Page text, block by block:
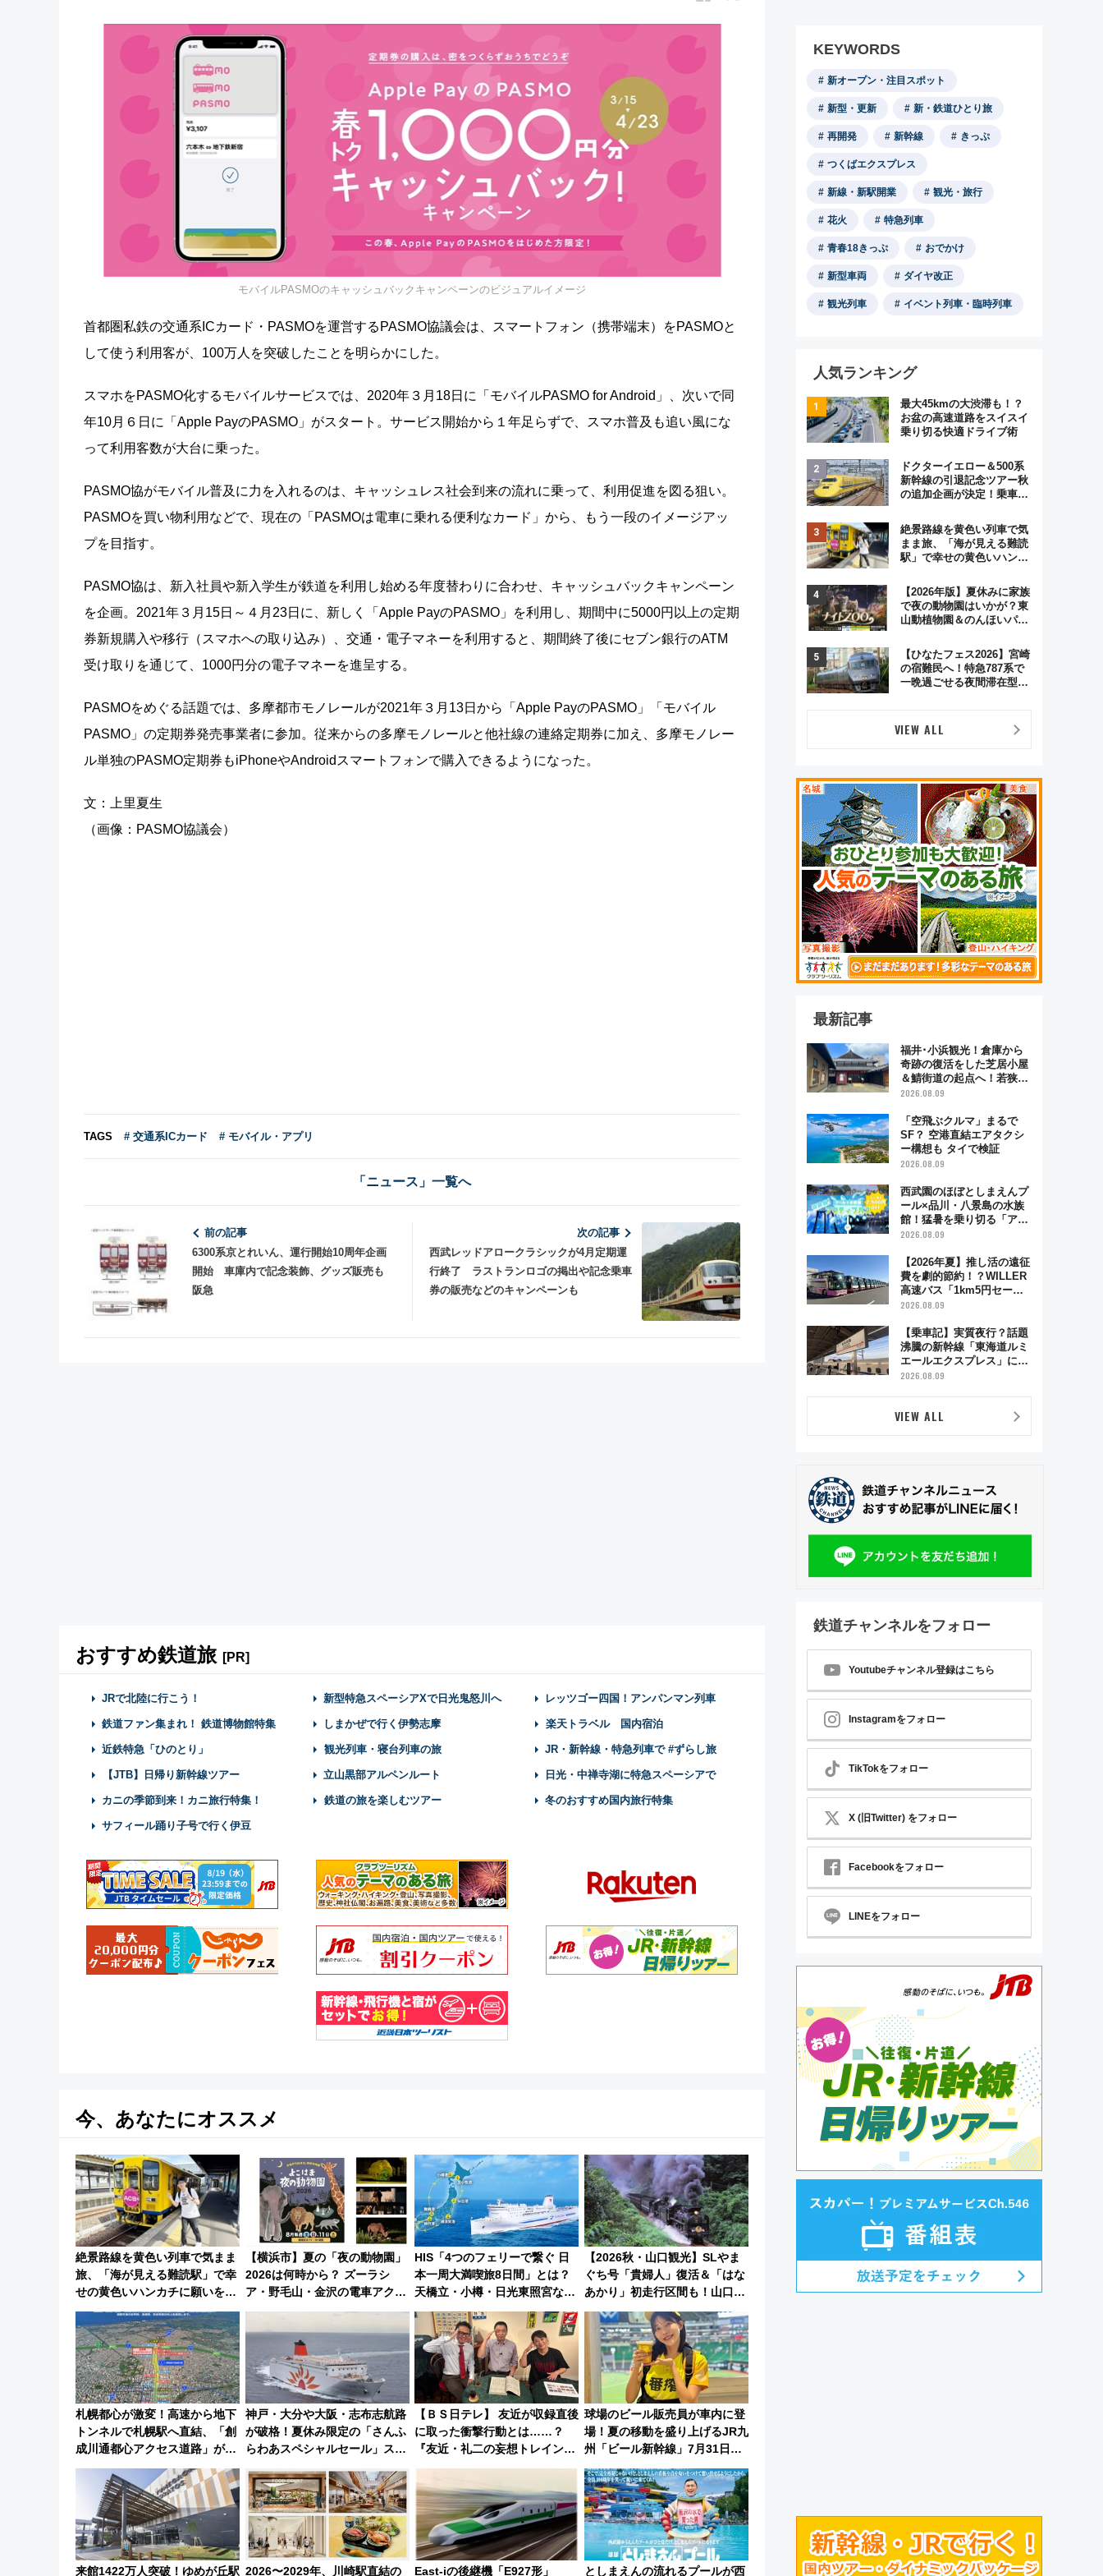
モバイルPASMOのキャッシュバックキャンペーンのビジュアルイメージ
首都圏私鉄の交通系ICカード・PASMOを運営するPASMO協議会は、スマートフォン（携帯端末）をPASMOと
して使う利用客が、100万人を突破したことを明らかにした。
スマホをPASMO化するモバイルサービスでは、2020年３月18日に「モバイルPASMO for Android」、次いで同
年10月６日に「Apple PayのPASMO」がスタート。サービス開始から１年足らずで、スマホ普及も追い風にな
って利用客数が大台に乗った。
PASMO協がモバイル普及に力を入れるのは、キャッシュレス社会到来の流れに乗って、利用促進を図る狙い。
PASMOを買い物利用などで、現在の「PASMOは電車に乗れる便利なカード」から、もう一段のイメージアッ
プを目指す。
PASMO協は、新入社員や新入学生が鉄道を利用し始める年度替わりに合わせ、キャッシュバックキャンペーン
を企画。2021年３月15日～４月23日に、新しく「Apple PayのPASMO」を利用し、期間中に5000円以上の定期
券新規購入や移行（スマホへの取り込み）、交通・電子マネーを利用すると、期間終了後にセブン銀行のATM
受け取りを通じて、1000円分の電子マネーを進呈する。
PASMOをめぐる話題では、多摩都市モノレールが2021年３月13日から「Apple PayのPASMO」「モバイル
PASMO」の定期券発売事業者に参加。従来からの多摩モノレールと他社線の連絡定期券に加え、多摩モノレー
ル単独のPASMO定期券もiPhoneやAndroidスマートフォンで購入できるようになった。
文：上里夏生
（画像：PASMO協議会）
TAGS # 交通系ICカード # モバイル・アプリ
「ニュース」一覧へ
前の記事
6300系京とれいん、運行開始10周年企画
開始 車庫内で記念装飾、グッズ販売も
阪急
次の記事
西武レッドアロークラシックが4月定期運
行終了 ラストランロゴの掲出や記念乗車
券の販売などのキャンペーンも
おすすめ鉄道旅 [PR]
JRで北陸に行こう！ 新型特急スペーシアXで日光鬼怒川へ レッツゴー四国！アンパンマン列車
鉄道ファン集まれ！ 鉄道博物館特集 しまかぜで行く伊勢志摩 楽天トラベル 国内宿泊
近鉄特急「ひのとり」 観光列車・寝台列車の旅 JR・新幹線・特急列車で #ずらし旅
【JTB】日帰り新幹線ツアー 立山黒部アルペンルート 日光・中禅寺湖に特急スペーシアで
カニの季節到来！カニ旅行特集！ 鉄道の旅を楽しむツアー 冬のおすすめ国内旅行特集
サフィール踊り子号で行く伊豆
今、あなたにオススメ
絶景路線を黄色い列車で気まま
旅、「海が見える難読駅」で幸
せの黄色いハンカチに願いを
「新・鉄道ひとり旅」279回目
の舞台は「島原鉄道」
【横浜市】夏の「夜の動物園」
2026は何時から？ ズーラシ
ア・野毛山・金沢の電車アクセ
スや見どころ、限定イベントを
HIS「4つのフェリーで繋ぐ 日
本一周大満喫旅8日間」とは？
天橋立・小樽・日光東照宮など
全国の絶景＆限定グルメを網
羅！煩雑な手続きも不要でお手
軽に楽しめるプランが登場
【2026秋・山口観光】SLやま
ぐち号「貴婦人」復活＆「はな
あかり」初走行区間も！山口
DCの注目観光列車まとめ きっ
ぷの取り方は？
札幌都心が激変！高速から地下
トンネルで札幌駅へ直結、「創
成川通都心アクセス道路」が7
月から本格着工、延長4.8km整
備事業の全貌
神戸・大分や大阪・志布志航路
が破格！夏休み限定の「さんふ
らわあスペシャルセール」スタ
快適な船旅はいかが？
【ＢＳ日テレ】 友近が収録直後
に取った衝撃行動とは……？
『友近・礼二の妄想トレイン』
で極上の夏祭り鉄道旅を放送
球場のビール販売員が車内に登
場！夏の移動を盛り上げるJR九
州「ビール新幹線」7月31日・8
月7日限定 ソフトバンクホー
クスとコラボ
来館1422万人突破！ゆめが丘駅 2026〜2029年、川崎駅直結の East-iの後継機「E927形」 としまえんの流れるプールが西
KEYWORDS
新オープン・注目スポット
新型・更新 新・鉄道ひとり旅
再開発 新幹線 きっぷ
つくばエクスプレス
新線・新駅開業 観光・旅行
花火 特急列車
青春18きっぷ おでかけ
新型車両 ダイヤ改正
観光列車 イベント列車・臨時列車
人気ランキング
最大45kmの大渋滞も！？
お盆の高速道路をスイスイ
乗り切る快適ドライブ術
ドクターイエロー＆500系
新幹線の引退記念ツアー秋
の追加企画が決定！乗車体
とめ
絶景路線を黄色い列車で気
まま旅、「海が見える難読
駅」で幸せの黄色いハンカ
とり旅」279回目の舞台は
「島原鉄道」
【2026年版】夏休みに家族
で夜の動物園はいかが？東
山動植物園＆のんほいパー
【ひなたフェス2026】宮崎
の宿難民へ！特急787系で
一晩過ごせる夜間滞在型イ
VIEW ALL
最新記事
福井･小浜観光！倉庫から
奇跡の復活をした芝居小屋
＆鯖街道の起点へ！若狭小
浜お魚センターでBBQ、老
グルメ散歩
2026.08.09
「空飛ぶクルマ」まるで
SF？ 空港直結エアタクシ
ー構想も タイで検証
2026.08.09
西武園のほぼとしまえんプ
ール×品川・八景島の水族
館！猛暑を乗り切る「アク
ティブパス」で夏休みをお
2026.08.09
【2026年夏】推し活の遠征
費を劇的節約！？WILLER
高速バス「1km5円セー
ル」やワンコイン温泉の最
路線まとめ
2026.08.09
【乗車記】実質夜行？話題
沸騰の新幹線「東海道ルミ
エールエクスプレス」に乗
車してみた 東京22時発、
らし過ぎる朝
2026.08.09
VIEW ALL
鉄道チャンネルをフォロー
Youtubeチャンネル登録はこちら
Instagramをフォロー
TikTokをフォロー
X (旧Twitter) をフォロー
Facebookをフォロー
LINEをフォロー